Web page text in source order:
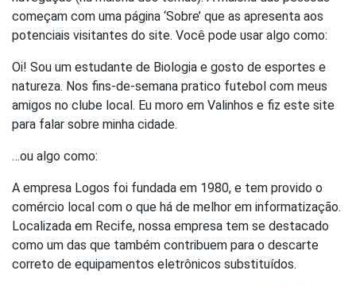
começam com uma página ‘Sobre’ que as apresenta aos
potenciais visitantes do site. Você pode usar algo como:
Oi! Sou um estudante de Biologia e gosto de esportes e
natureza. Nos fins-de-semana pratico futebol com meus
amigos no clube local. Eu moro em Valinhos e fiz este site
para falar sobre minha cidade.
…ou algo como:
A empresa Logos foi fundada em 1980, e tem provido o
comércio local com o que há de melhor em informatização.
Localizada em Recife, nossa empresa tem se destacado
como um das que também contribuem para o descarte
correto de equipamentos eletrônicos substituídos.